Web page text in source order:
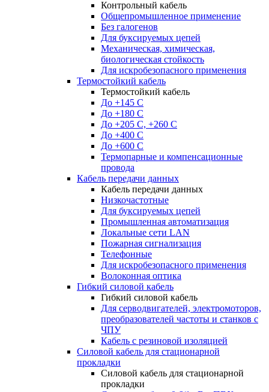
Контрольный кабель
Общепромышленное применение
Без галогенов
Для буксируемых цепей
Механическая, химическая,
биологическая стойкость
Для искробезопасного применения
Термостойкий кабель
Термостойкий кабель
До +145 С
До +180 C
До +205 С, +260 С
До +400 C
До +600 С
Термопарные и компенсационные
провода
Кабель передачи данных
Кабель передачи данных
Низкочастотные
Для буксируемых цепей
Промышленная автоматизация
Локальные сети LAN
Пожарная сигнализация
Телефонные
Для искробезопасного применения
Волоконная оптика
Гибкий силовой кабель
Гибкий силовой кабель
Для серводвигателей, электромоторов,
преобразователей частоты и станков с
ЧПУ
Кабель с резиновой изоляцией
Силовой кабель для стационарной
прокладки
Силовой кабель для стационарной
прокладки